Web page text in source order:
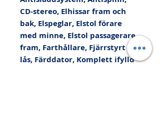
CD-stereo, Elhissar fram och
bak, Elspeglar, Elstol förare
med minne, Elstol passagerare
fram, Farthållare, Fjärrstyrt c-
lås, Färddator, Komplett ifylld